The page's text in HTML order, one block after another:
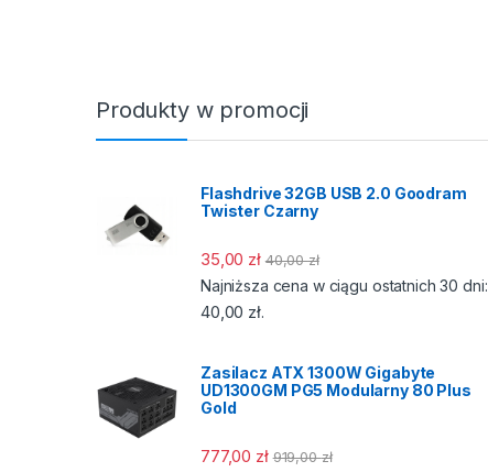
Produkty w promocji
Flashdrive 32GB USB 2.0 Goodram
Twister Czarny
35,00 zł 40,00zł
Najniższa cena w ciągu ostatnich 30 dni:
40,00 zł.
Zasilacz ATX 1300W Gigabyte
UD1300GM PG5 Modularny 80 Plus
Gold
777,00 zł 919,00zł